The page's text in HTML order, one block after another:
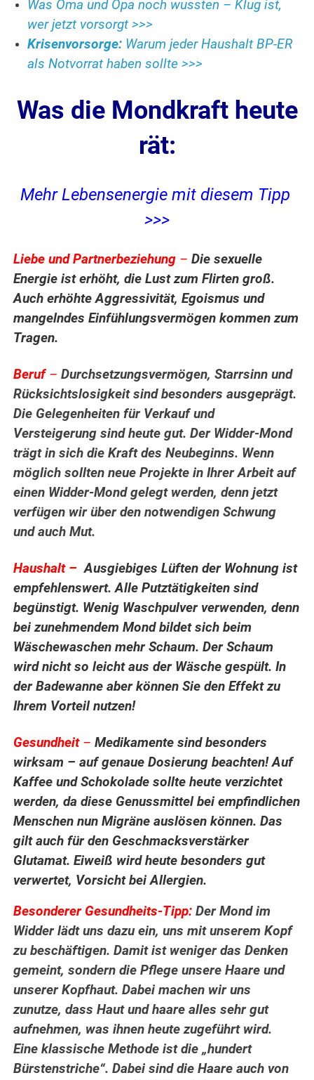
Was Oma und Opa noch wussten – Klug ist,
wer jetzt vorsorgt >>>
Krisenvorsorge: Warum jeder Haushalt BP-ER
als Notvorrat haben sollte >>>
Was die Mondkraft heute
rät:
Mehr Lebensenergie mit diesem Tipp
>>>
Liebe und Partnerbeziehung –Die sexuelle
Energie ist erhöht, die Lust zum Flirten groß.
Auch erhöhte Aggressivität, Egoismus und
mangelndes Einfühlungsvermögen kommen zum
Tragen.
Beruf–Durchsetzungsvermögen, Starrsinn und
Rücksichtslosigkeit sind besonders ausgeprägt.
Die Gelegenheiten für Verkauf und
Versteigerung sind heute gut. Der Widder-Mond
trägt in sich die Kraft des Neubeginns. Wenn
möglich sollten neue Projekte in Ihrer Arbeit auf
einen Widder-Mond gelegt werden, denn jetzt
verfügen wir über den notwendigen Schwung
und auch Mut.
Haushalt – Ausgiebiges Lüften der Wohnung ist
empfehlenswert. Alle Putztätigkeiten sind
begünstigt. Wenig Waschpulver verwenden, denn
bei zunehmendem Mond bildet sich beim
Wäschewaschen mehr Schaum. Der Schaum
wird nicht so leicht aus der Wäsche gespült. In
der Badewanne aber können Sie den Effekt zu
Ihrem Vorteil nutzen!
Gesundheit –Medikamente sind besonders
wirksam – auf genaue Dosierung beachten! Auf
Kaffee und Schokolade sollte heute verzichtet
werden, da diese Genussmittel bei empfindlichen
Menschen nun Migräne auslösen können. Das
gilt auch für den Geschmacksverstärker
Glutamat. Eiweiß wird heute besonders gut
verwertet, Vorsicht bei Allergien.
Besonderer Gesundheits-Tipp:Der Mond im
Widder lädt uns dazu ein, uns mit unserem Kopf
zu beschäftigen. Damit ist weniger das Denken
gemeint, sondern die Pflege unsere Haare und
unserer Kopfhaut. Dabei machen wir uns
zunutze, dass Haut und haare alles sehr gut
aufnehmen, was ihnen heute zugeführt wird.
Eine klassische Methode ist die „hundert
Bürstenstriche“. Dabei sind die Haare auch von